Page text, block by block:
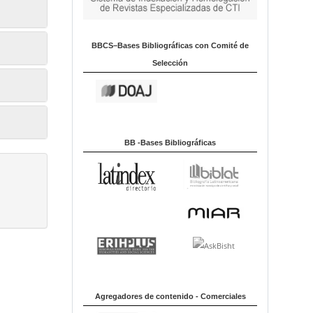
BBCS–Bases Bibliográficas con Comité de
Selección
BB -Bases Bibliográficas
Agregadores de contenido - Comerciales